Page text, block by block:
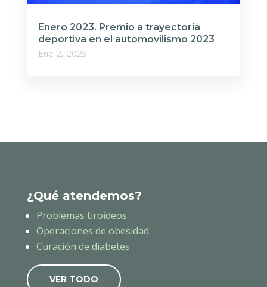
Enero 2023. Premio a trayectoria
deportiva en el automovilismo 2023
Ene 2, 2023
¿Qué atendemos?
Problemas tiroideos
Operaciones de obesidad
Curación de diabetes
VER TODO